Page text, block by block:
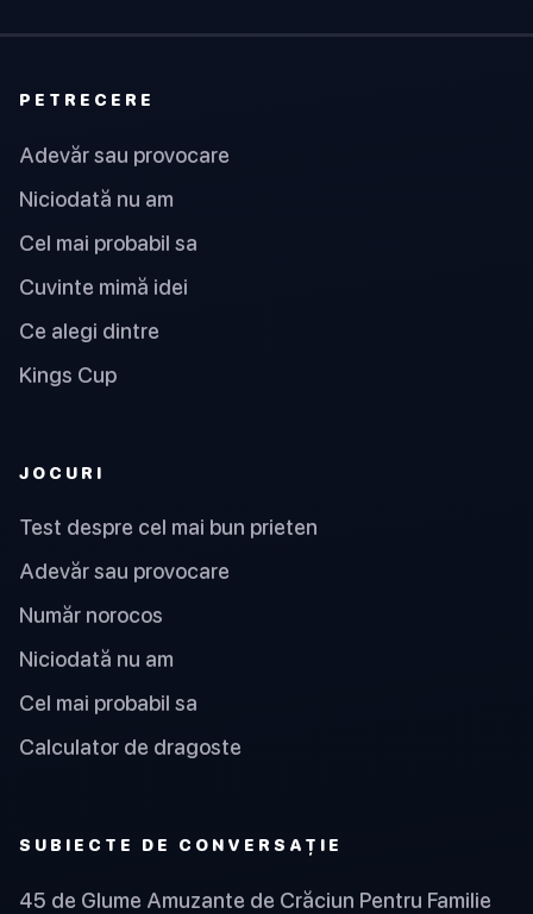
PETRECERE
Adevăr sau provocare
Niciodată nu am
Cel mai probabil sa
Cuvinte mimă idei
Ce alegi dintre
Kings Cup
JOCURI
Test despre cel mai bun prieten
Adevăr sau provocare
Număr norocos
Niciodată nu am
Cel mai probabil sa
Calculator de dragoste
SUBIECTE DE CONVERSAȚIE
45 de Glume Amuzante de Crăciun Pentru Familie